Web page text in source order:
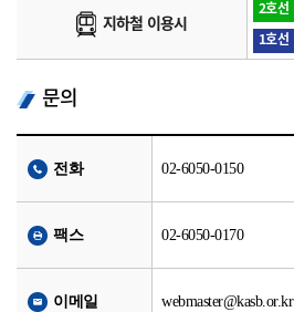
지하철 이용시
2호선
1호선
문의
전화 02-6050-0150
팩스 02-6050-0170
이메일 webmaster@kasb.or.kr